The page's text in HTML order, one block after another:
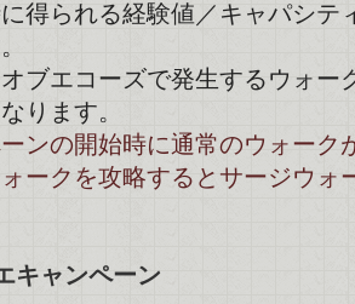
に得られる経験値／キャパシテ
オブエコーズで発生するウォー
ります。
ンの開始時に通常のウォーク
ークを攻略するとサージウォ
キャンペーン